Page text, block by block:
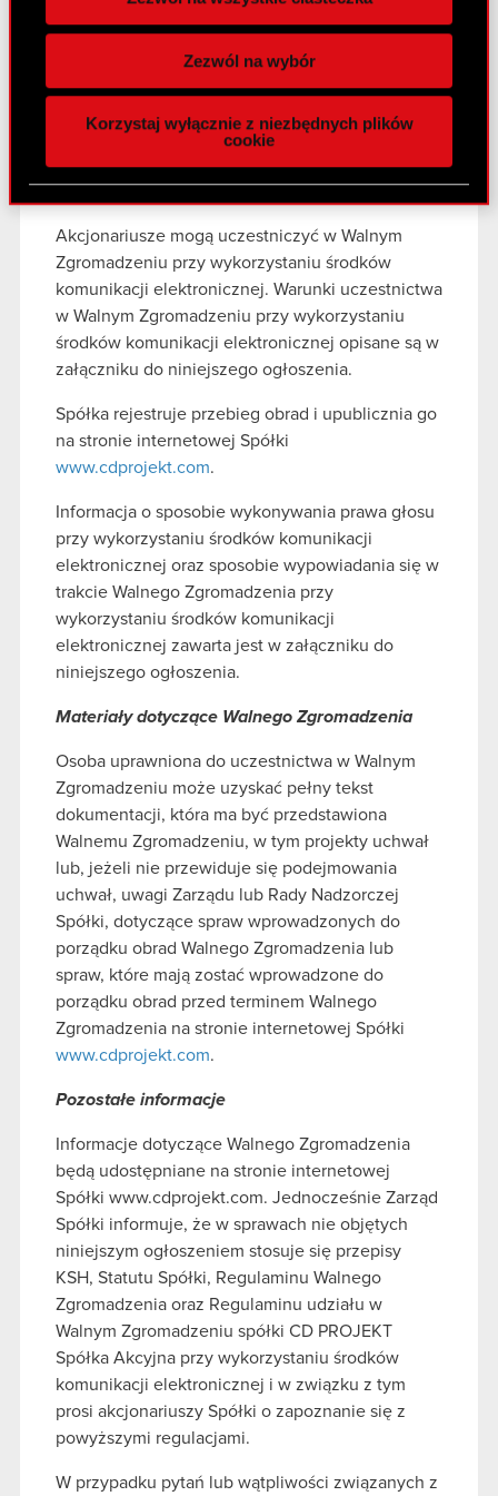
Wykorzystujemy pliki cookie do
funkcje społecznościowe i analizować ruch w
naszej witrynie. Informacje o tym, jak korzystasz
z naszej witryny, udostępniamy partnerom
Partnerzy mogą połączyć te informacje z innymi
danymi otrzymanymi od Ciebie lub uzyskanymi
podczas korzystania z ich usług. Kontynuując
korzystanie z naszej witryny, zgadasz się na
używanie plików cookie.
Zezwól na wybór
Korzystaj wyłącznie z niezbędnych plików
cookie
przekazana jedynie pełnomocnikowi.
Spółka nie przewiduje możliwości wykonywania
prawa głosu drogą korespondencyjną.
Sposób uczestniczenia w Walnym
Zgromadzeniu przy wykorzystaniu środków
komunikacji elektronicznej
Akcjonariusze mogą uczestniczyć w Walnym
Zgromadzeniu przy wykorzystaniu środków
komunikacji elektronicznej. Warunki uczestnictwa
w Walnym Zgromadzeniu przy wykorzystaniu
środków komunikacji elektronicznej opisane są w
załączniku do niniejszego ogłoszenia.
Spółka rejestruje przebieg obrad i upublicznia go
na stronie internetowej Spółki
www.cdprojekt.com.
Informacja o sposobie wykonywania prawa głosu
przy wykorzystaniu środków komunikacji
elektronicznej oraz sposobie wypowiadania się w
trakcie Walnego Zgromadzenia przy
wykorzystaniu środków komunikacji
elektronicznej zawarta jest w załączniku do
niniejszego ogłoszenia.
Materiały dotyczące Walnego Zgromadzenia
Osoba uprawniona do uczestnictwa w Walnym
Zgromadzeniu może uzyskać pełny tekst
dokumentacji, która ma być przedstawiona
Walnemu Zgromadzeniu, w tym projekty uchwał
lub, jeżeli nie przewiduje się podejmowania
uchwał, uwagi Zarządu lub Rady Nadzorczej
Spółki, dotyczące spraw wprowadzonych do
porządku obrad Walnego Zgromadzenia lub
spraw, które mają zostać wprowadzone do
porządku obrad przed terminem Walnego
Zgromadzenia na stronie internetowej Spółki
www.cdprojekt.com.
Pozostałe informacje
Informacje dotyczące Walnego Zgromadzenia
będą udostępniane na stronie internetowej
Spółki www.cdprojekt.com. Jednocześnie Zarząd
Spółki informuje, że w sprawach nie objętych
niniejszym ogłoszeniem stosuje się przepisy
KSH, Statutu Spółki, Regulaminu Walnego
Zgromadzenia oraz Regulaminu udziału w
Walnym Zgromadzeniu spółki CD PROJEKT
Spółka Akcyjna przy wykorzystaniu środków
komunikacji elektronicznej i w związku z tym
prosi akcjonariuszy Spółki o zapoznanie się z
powyższymi regulacjami.
W przypadku pytań lub wątpliwości związanych z